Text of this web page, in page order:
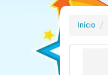
Início